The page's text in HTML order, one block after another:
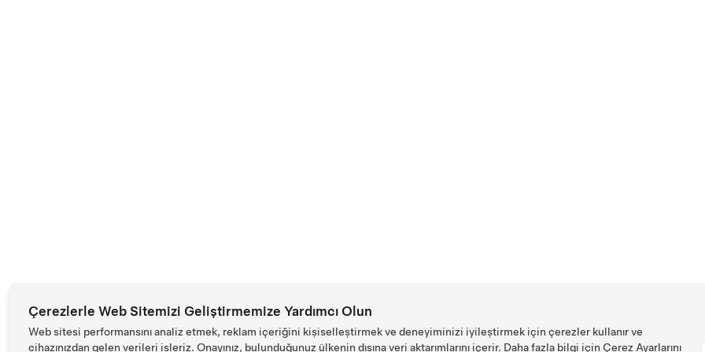
Çerezlerle Web Sitemizi Geliştirmemize Yardımcı Olun
Web sitesi performansını analiz etmek, reklam içeriğini kişiselleştirmek ve deneyiminizi iyileştirmek için çerezler kullanır ve
cihazınızdan gelen verileri işleriz. Onayınız, bulunduğunuz ülkenin dışına veri aktarımlarını içerir. Daha fazla bilgi için Çerez Ayarlarını